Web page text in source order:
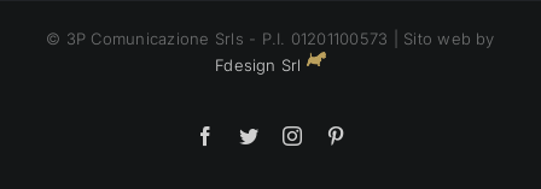
© 3P Comunicazione Srls - P.I. 01201100573 | Sito web by
Fdesign Srl
Facebook
TwitterInstagram